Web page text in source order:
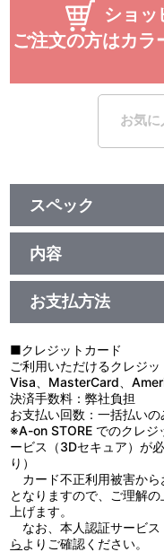
ショッ
ご注文の方はカラ
お気
スペック
品番：TU-13240,TU-
素材：綿100％
サイズ：
Mサイズ：約 身丈69cm×
Lサイズ：約 身丈73cm×
XLサイズ：約 身丈
内容
【使用上の注意】
●本来の用途以外で使用し
●濡れたり湿った状態で
●洗濯により多少の色落ち
分けて洗ってください。
●濡れたまま放置すると、
洗濯後は形を整えて、速や
●洗濯の際は蛍光増白剤が
●漂白剤の使用はお避けく
●プリント部分はもみ洗い
い。
●直射日光及び紫外線が
原因になりますのでお避
お支払方法
■クレジットカード
ご利用いただけるクレジッ
Visa、MasterCard、
決済手数料：弊社負担
お支払い回数：一括払いの
※A-on STORE でのクレジ
ービス（3Dセキュア）が
り）
カード不正利用被害から
となりますので、ご理解
上げます。
なお、本人認証サービス
ら よりご確認ください。